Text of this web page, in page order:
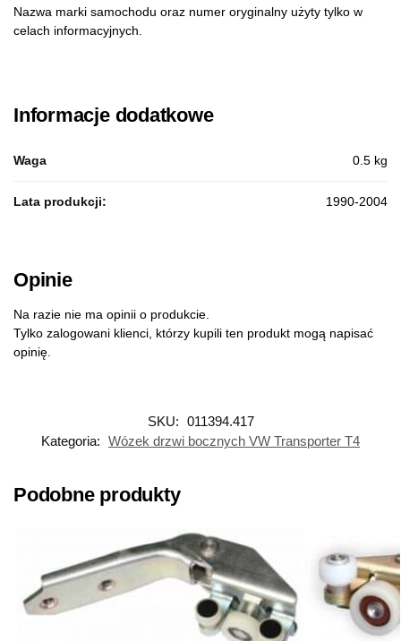
Nazwa marki samochodu oraz numer oryginalny użyty tylko w
celach informacyjnych.
Informacje dodatkowe
Waga 0.5 kg
Lata produkcji: 1990-2004
Opinie
Na razie nie ma opinii o produkcie.
Tylko zalogowani klienci, którzy kupili ten produkt mogą napisać
opinię.
SKU: 011394.417
Kategoria: Wózek drzwi bocznych VW Transporter T4
Podobne produkty